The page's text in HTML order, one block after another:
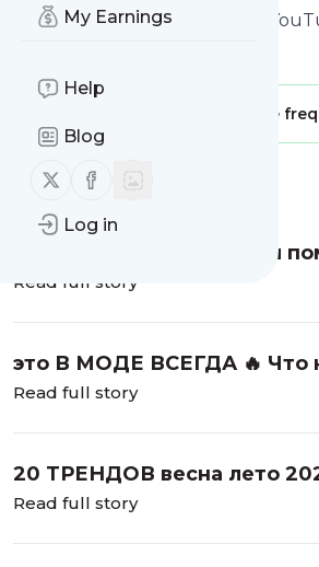
My Earnings
Help
Blog
Follow us on X (twitter)
Follow us on Facebook
Log in
FollowSasha Shcherbakova
:
Message
MessageHistory
как быть КРАСИВОЙ при
одежды | лучшие приёмы и
Read full story
это В МОДЕ ВСЕГДА 🔥 Что
если надоело париться о
Read full story
20 ТРЕНДОВ весна лето
мода изменилась ? Что
Read full story